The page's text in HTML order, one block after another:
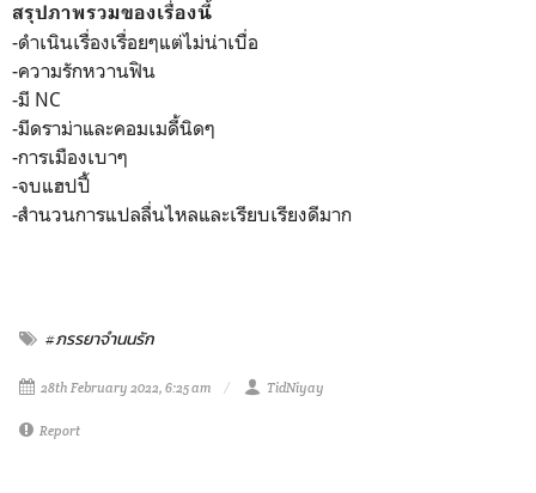
สรุปภาพรวมของเรื่องนี้
-ดำเนินเรื่องเรื่อยๆแต่ไม่น่าเบื่อ
-ความรักหวานฟิน
-มี NC
-มีดราม่าและคอมเมดี้นิดๆ
-การเมืองเบาๆ
-จบแฮปปี้
-สำนวนการแปลลื่นไหลและเรียบเรียงดีมาก
#ภรรยาจำนนรัก
28th February 2022, 6:25 am TidNiyay
Report